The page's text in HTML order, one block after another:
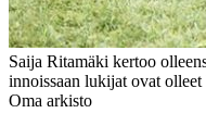
Saija Ritamäki kertoo
innoissaan lukijat ovat olleet
Oma arkisto